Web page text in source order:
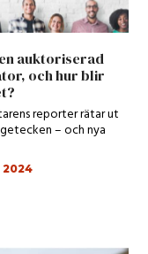
auktoriserad
och hur blir
reporter rätar ut
– och nya
2024